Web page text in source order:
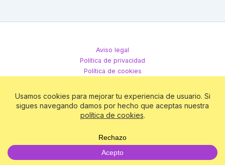
Aviso legal
Política de privacidad
Política de cookies
Todos los derechos © 2026 Club Matriz